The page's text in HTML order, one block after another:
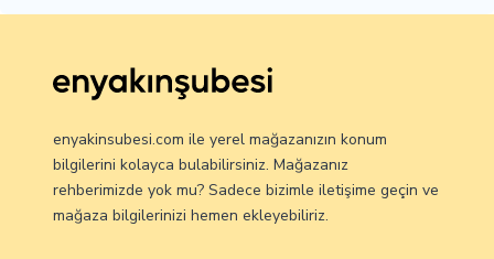
enyakinsubesi.com ile yerel mağazanızın konum
bilgilerini kolayca bulabilirsiniz. Mağazanız
rehberimizde yok mu? Sadece bizimle iletişime geçin ve
mağaza bilgilerinizi hemen ekleyebiliriz.